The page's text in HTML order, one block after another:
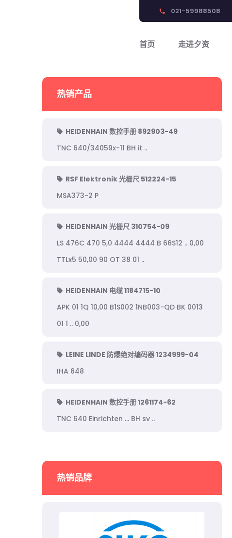
phone 021-59988508
首页 走进夕资
热销产品
HEIDENHAIN 数控手册 892903-49
TNC 640/34059x-11 BH it ..
RSF Elektronik 光栅尺 512224-15
MSA373-2 P
HEIDENHAIN 光栅尺 310754-09
LS 476C 470 5,0 4444 4444 B 66S12 .. 0,00
TTLx5 50,00 90 OT 38 01 ..
HEIDENHAIN 电缆 1184715-10
APK 01 1Q 10,00 B1S002 1NB003-QD BK 0013
01 1 .. 0,00
LEINE LINDE 防爆绝对编码器 1234999-04
IHA 648
HEIDENHAIN 数控手册 1261174-62
TNC 640 Einrichten ... BH sv ..
热销品牌